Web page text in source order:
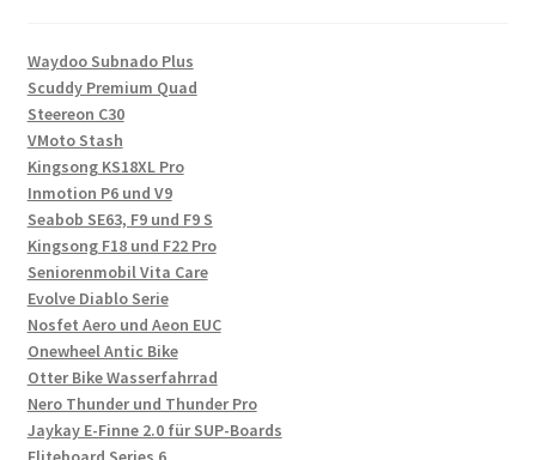
Waydoo Subnado Plus
Scuddy Premium Quad
Steereon C30
VMoto Stash
Kingsong KS18XL Pro
Inmotion P6 und V9
Seabob SE63, F9 und F9 S
Kingsong F18 und F22 Pro
Seniorenmobil Vita Care
Evolve Diablo Serie
Nosfet Aero und Aeon EUC
Onewheel Antic Bike
Otter Bike Wasserfahrrad
Nero Thunder und Thunder Pro
Jaykay E-Finne 2.0 für SUP-Boards